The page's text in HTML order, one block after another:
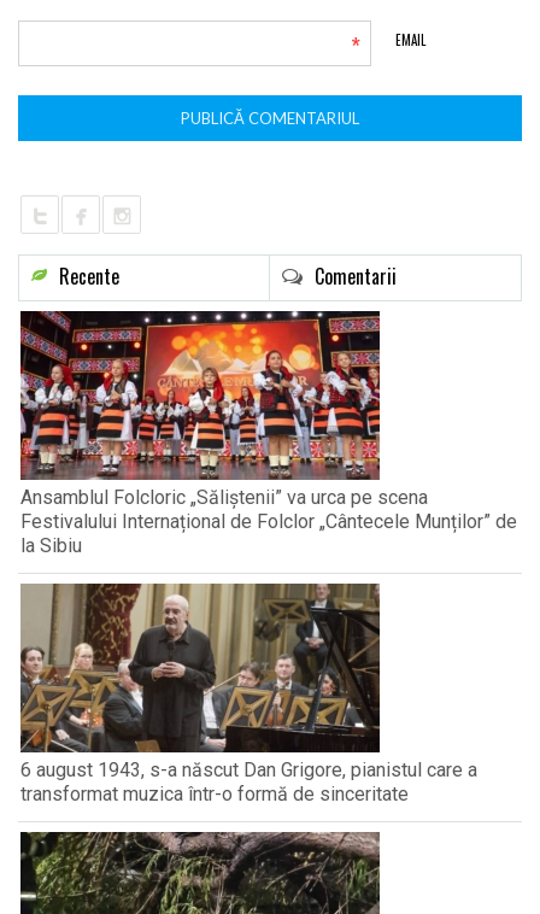
EMAIL
*
Recente Comentarii
Ansamblul Folcloric „Săliștenii” va urca pe scena
Festivalului Internațional de Folclor „Cântecele Munților” de
la Sibiu
6 august 1943, s-a născut Dan Grigore, pianistul care a
transformat muzica într-o formă de sinceritate